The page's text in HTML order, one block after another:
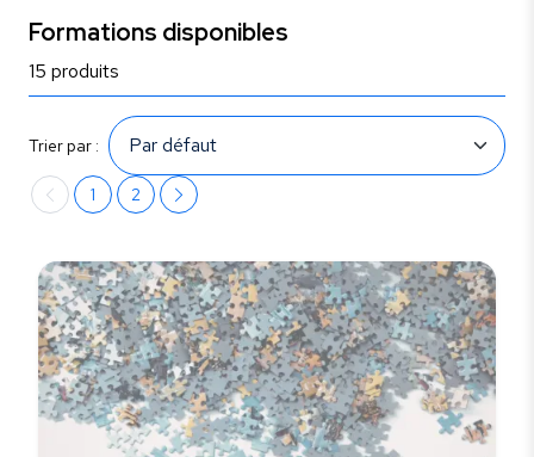
Formations disponibles
15 produits
Trier par :
1 2